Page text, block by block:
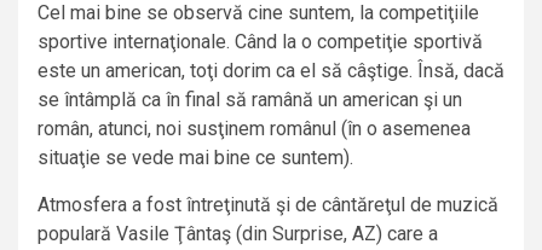
Cel mai bine se observă cine suntem, la competiţiile
sportive internaţionale. Când la o competiţie sportivă
este un american, toţi dorim ca el să câştige. Însă, dacă
se întâmplă ca în final să ramână un american şi un
român, atunci, noi susţinem românul (în o asemenea
situaţie se vede mai bine ce suntem).
Atmosfera a fost întreţinută şi de cântăreţul de muzică
populară Vasile Ţântaş (din Surprise, AZ) care a